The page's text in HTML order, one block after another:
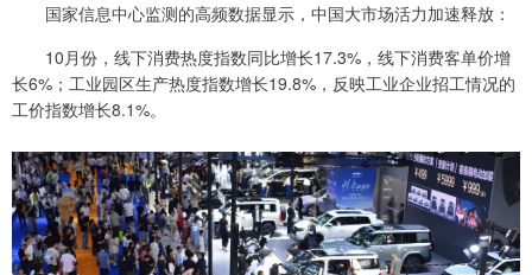
国家信息中心监测的高频数据显示，中国大市场活力加速释放：
10月份，线下消费热度指数同比增长17.3%，线下消费客单价增
长6%；工业园区生产热度指数增长19.8%，反映工业企业招工情况的
工价指数增长8.1%。